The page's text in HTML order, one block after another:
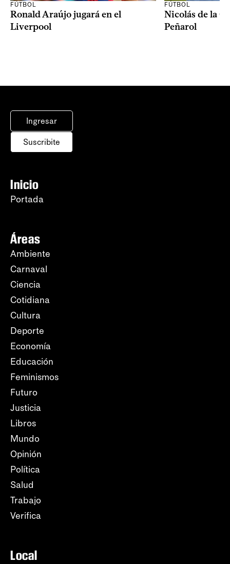
FÚTBOL
Ronald Araújo jugará en el
Liverpool
FÚTBOL
Nicolás de la
Peñarol
Ingresar
Suscribite
Inicio
Portada
Áreas
Ambiente
Carnaval
Ciencia
Cotidiana
Cultura
Deporte
Economía
Educación
Feminismos
Futuro
Justicia
Libros
Mundo
Opinión
Política
Salud
Trabajo
Verifica
Local